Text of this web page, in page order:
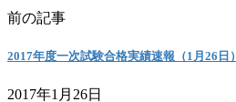
前の記事
2017年度一次試験合格実績速報（1月26日）
2017年1月26日